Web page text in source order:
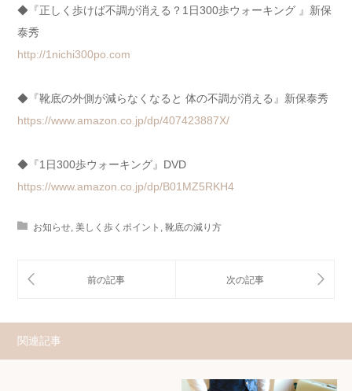
◆『正しく歩けば不調が消える？1日300歩ウォーキング 』新保
泰秀
http://1nichi300po.com
◆『靴底の外側が減らなくなると 体の不調が消える』新保泰秀
https://www.amazon.co.jp/dp/407423887X/
◆『1日300歩ウォーキング』DVD
https://www.amazon.co.jp/dp/B01MZ5RKH4
お知らせ, 美しく歩くポイント , 靴底の減り方
関連記事